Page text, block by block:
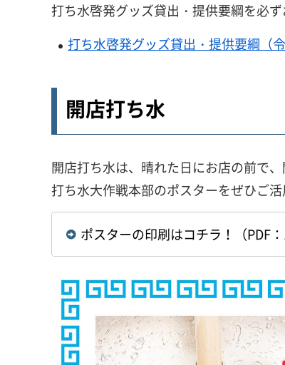
打ち水啓発グッズ貸出・提供要綱を必
打ち水啓発グッズ貸出・提供要綱（
開店打ち水
開店打ち水は、晴れた日にお店の前で
打ち水大作戦本部のポスターをぜひご
ポスターの印刷はコチラ！（PDF：